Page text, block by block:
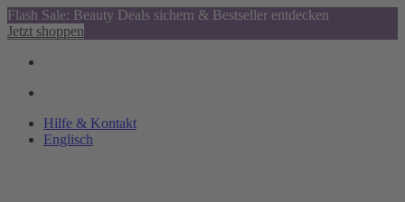
Flash Sale: Beauty Deals sichern & Bestseller entdecken
Jetzt shoppen
Hilfe & Kontakt
Englisch